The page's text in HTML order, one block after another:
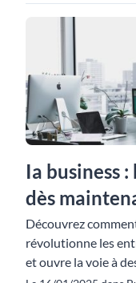
Ia business
dès
Découvrez
révolutionne les
et ouvre la voie à